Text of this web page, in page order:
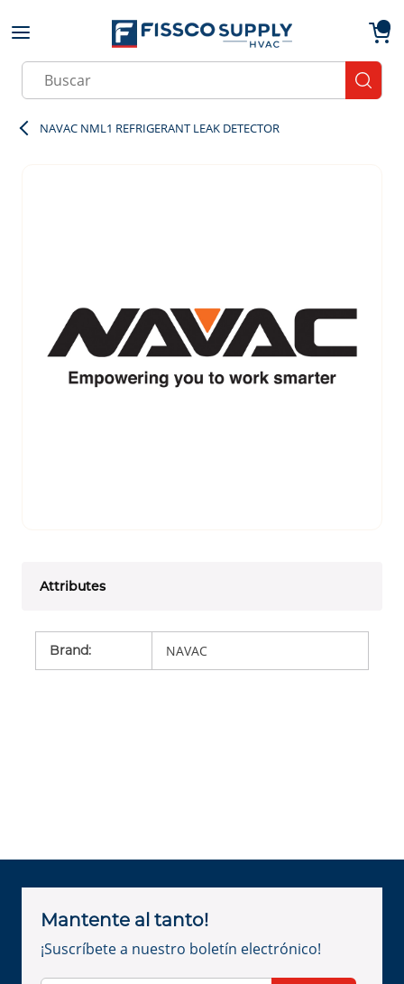
Skip to main content
Site Search
NAVAC NML1 REFRIGERANT LEAK DETECTOR
Attributes
Brand: NAVAC
Mantente al tanto!
¡Suscríbete a nuestro boletín electrónico!